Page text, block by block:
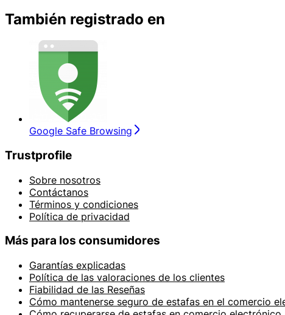
También registrado en
Google Safe Browsing
Trustprofile
Sobre nosotros
Contáctanos
Términos y condiciones
Política de privacidad
Más para los consumidores
Garantías explicadas
Política de las valoraciones de los clientes
Fiabilidad de las Reseñas
Cómo mantenerse seguro de estafas en el comercio